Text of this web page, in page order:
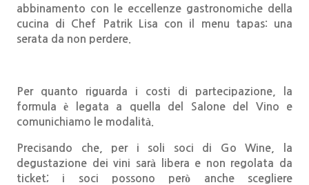
abbinamento con le eccellenze gastronomiche della
cucina di Chef Patrik Lisa con il menu tapas: una
serata da non perdere.
Per quanto riguarda i costi di partecipazione, la
formula è legata a quella del Salone del Vino e
comunichiamo le modalità.
Precisando che, per i soli soci di Go Wine, la
degustazione dei vini sarà libera e non regolata da
ticket; i soci possono però anche scegliere